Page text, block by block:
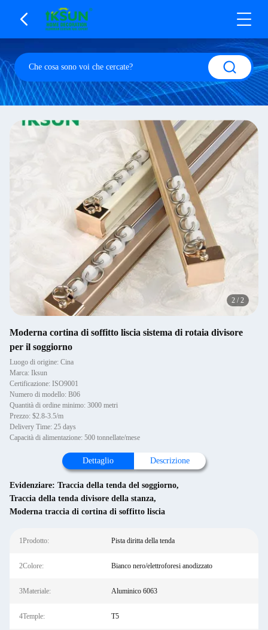
2 /2
Moderna cortina di soffitto liscia sistema di rotaia divisore
per il soggiorno
Luogo di origine: Cina
Marca: Iksun
Certificazione: ISO9001
Numero di modello: B06
Quantità di ordine minimo: 3000 metri
Prezzo: $2.8-3.5/m
Delivery Time: 25 days
Capacità di alimentazione: 500 tonnellate/mese
Dettaglio Descrizione
Evidenziare: Traccia della tenda del soggiorno,
Traccia della tenda divisore della stanza,
Moderna traccia di cortina di soffitto liscia
1Prodotto: Pista diritta della tenda
2Colore: Bianco nero/elettroforesi anodizzato
3Materiale: Aluminico 6063
4Temple: T5